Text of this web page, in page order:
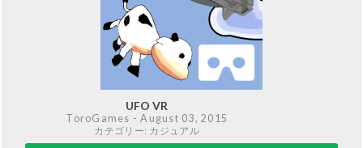
UFO VR
ToroGames - August 03, 2015
カテゴリー: カジュアル